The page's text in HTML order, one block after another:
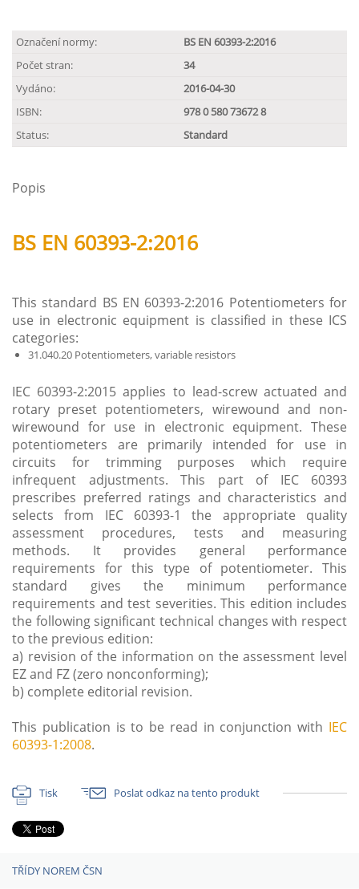
Označení normy:
BS EN 60393-2:2016
Počet stran:
34
Vydáno:
2016-04-30
ISBN:
978 0 580 73672 8
Status:
Standard
Popis
BS EN 60393-2:2016
This standard BS EN 60393-2:2016 Potentiometers for
use in electronic equipment is classified in these ICS
categories:
31.040.20 Potentiometers, variable resistors
IEC 60393-2:2015 applies to lead-screw actuated and
rotary preset potentiometers, wirewound and non-
wirewound for use in electronic equipment. These
potentiometers are primarily intended for use in
circuits for trimming purposes which require
infrequent adjustments. This part of IEC 60393
prescribes preferred ratings and characteristics and
selects from IEC 60393-1 the appropriate quality
assessment procedures, tests and measuring
methods. It provides general performance
requirements for this type of potentiometer. This
standard gives the minimum performance
requirements and test severities. This edition includes
the following significant technical changes with respect
to the previous edition:
a) revision of the information on the assessment level
EZ and FZ (zero nonconforming);
b) complete editorial revision.
This publication is to be read in conjunction with IEC
60393-1:2008.
Tisk Poslat odkaz na tento produkt
TŘÍDY NOREM ČSN